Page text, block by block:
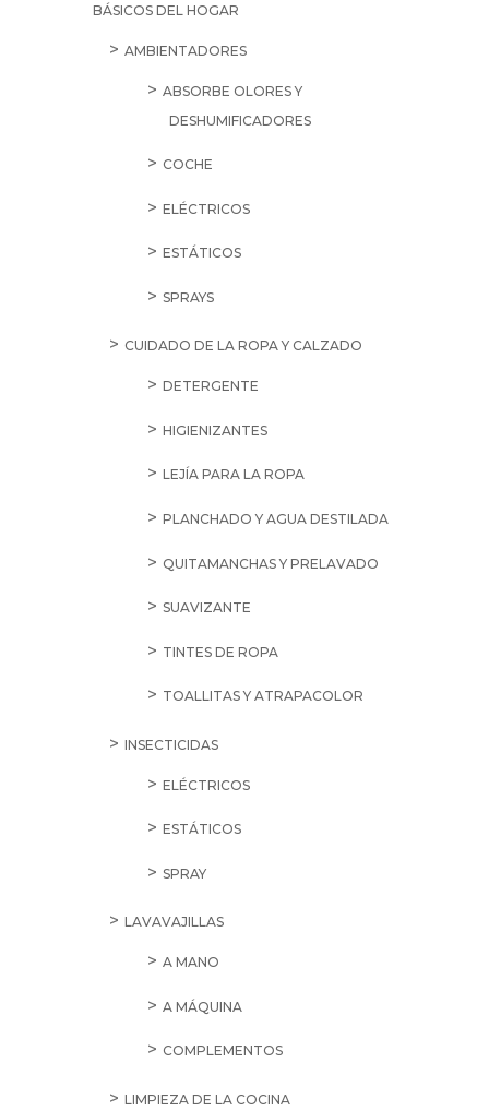
BÁSICOS DEL HOGAR
AMBIENTADORES
ABSORBE OLORES Y
DESHUMIFICADORES
COCHE
ELÉCTRICOS
ESTÁTICOS
SPRAYS
CUIDADO DE LA ROPA Y CALZADO
DETERGENTE
HIGIENIZANTES
LEJÍA PARA LA ROPA
PLANCHADO Y AGUA DESTILADA
QUITAMANCHAS Y PRELAVADO
SUAVIZANTE
TINTES DE ROPA
TOALLITAS Y ATRAPACOLOR
INSECTICIDAS
ELÉCTRICOS
ESTÁTICOS
SPRAY
LAVAVAJILLAS
A MANO
A MÁQUINA
COMPLEMENTOS
LIMPIEZA DE LA COCINA